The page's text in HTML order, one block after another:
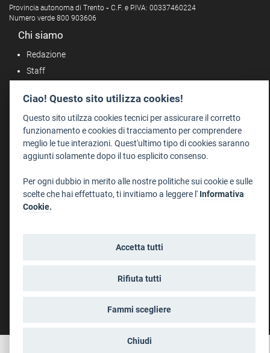
Provincia autonoma di Trento - C.F. e P.IVA: 00337460224
Numero verde 800 903606
Chi siamo
Redazione
Staff
Trentino Film Commission
Contatti
Dove Siamo
Struttura di riferimento
Informazioni legali
Informativa privacy riprese conferenze
Ciao! Questo sito utilizza cookies!
Questo sito utilzza cookies tecnici per assicurare il corretto
funzionamento e cookies di tracciamento per comprendere
meglio le tue interazioni. Quest'ultimo tipo di cookies saranno
aggiunti solamente dopo il tuo esplicito consenso.
Per ogni dubbio in merito alle nostre politiche sui cookie e sulle
scelte che hai effettuato, ti invitiamo a leggere l' Informativa
Cookie.
Accetta tutti
Rifiuta tutti
Fammi scegliere
Chiudi